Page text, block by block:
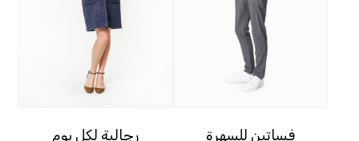
رجالية لكل يوم
فساتين للسهرة